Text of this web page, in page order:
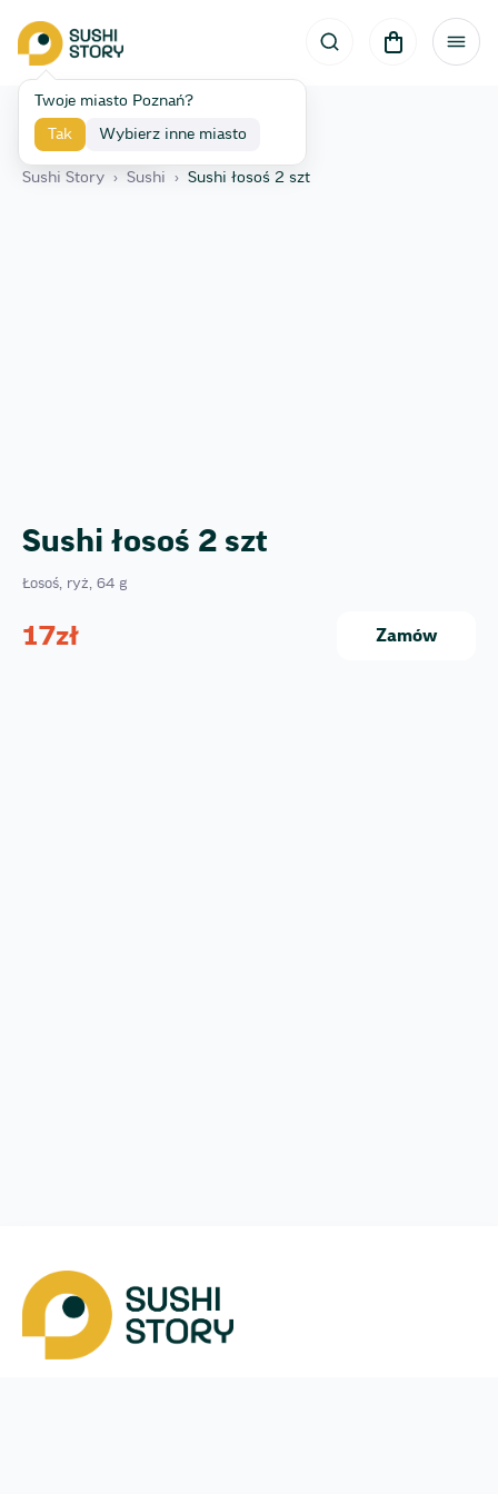
Twoje miasto Poznań?
Tak Wybierz inne miasto
Wróć
Sushi Story › Sushi › Sushi łosoś 2 szt
Sushi łosoś 2 szt
Łosoś, ryż, 64 g
17zł Zamów